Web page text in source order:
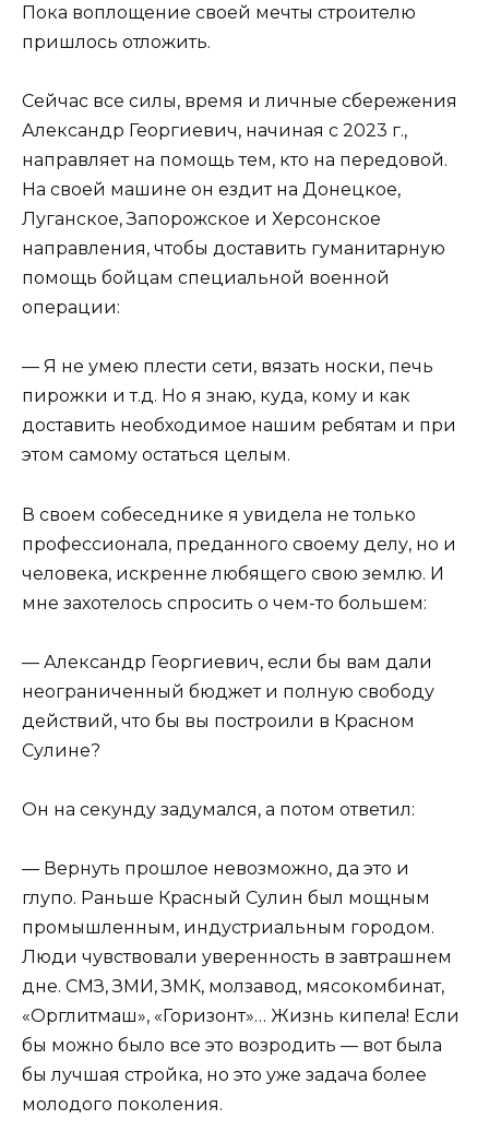
Пока воплощение своей мечты строителю
пришлось отложить.
Сейчас все силы, время и личные сбережения
Александр Георгиевич, начиная с 2023 г.,
направляет на помощь тем, кто на передовой.
На своей машине он ездит на Донецкое,
Луганское, Запорожское и Херсонское
направления, чтобы доставить гуманитарную
помощь бойцам специальной военной
операции:
— Я не умею плести сети, вязать носки, печь
пирожки и т.д. Но я знаю, куда, кому и как
доставить необходимое нашим ребятам и при
этом самому остаться целым.
В своем собеседнике я увидела не только
профессионала, преданного своему делу, но и
человека, искренне любящего свою землю. И
мне захотелось спросить о чем-то большем:
— Александр Георгиевич, если бы вам дали
неограниченный бюджет и полную свободу
действий, что бы вы построили в Красном
Сулине?
Он на секунду задумался, а потом ответил:
— Вернуть прошлое невозможно, да это и
глупо. Раньше Красный Сулин был мощным
промышленным, индустриальным городом.
Люди чувствовали уверенность в завтрашнем
дне. СМЗ, ЗМИ, ЗМК, молзавод, мясокомбинат,
«Орглитмаш», «Горизонт»… Жизнь кипела! Если
бы можно было все это возродить — вот была
бы лучшая стройка, но это уже задача более
молодого поколения.